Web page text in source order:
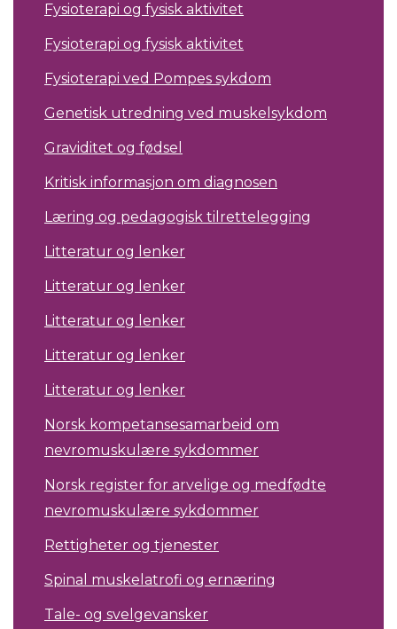
Fysioterapi og fysisk aktivitet
Fysioterapi og fysisk aktivitet
Fysioterapi ved Pompes sykdom
Genetisk utredning ved muskelsykdom
Graviditet og fødsel
Kritisk informasjon om diagnosen
Læring og pedagogisk tilrettelegging
Litteratur og lenker
Litteratur og lenker
Litteratur og lenker
Litteratur og lenker
Litteratur og lenker
Norsk kompetansesamarbeid om
nevromuskulære sykdommer
Norsk register for arvelige og medfødte
nevromuskulære sykdommer
Rettigheter og tjenester
Spinal muskelatrofi og ernæring
Tale- og svelgevansker